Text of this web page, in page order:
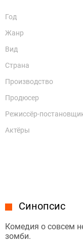
Год
Жанр
Вид
Страна
Производство
Продюсер
Режиссёр-
Актёры
Синопсис
Комедия о совсем
зомби.